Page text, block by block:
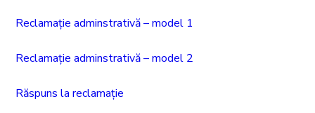
Reclamație adminstrativă – model 1
Reclamație adminstrativă – model 2
Răspuns la reclamație